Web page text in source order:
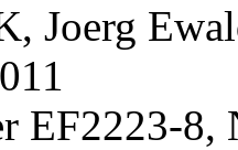
Joerg
EF2223-8,